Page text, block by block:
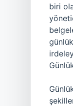
biri